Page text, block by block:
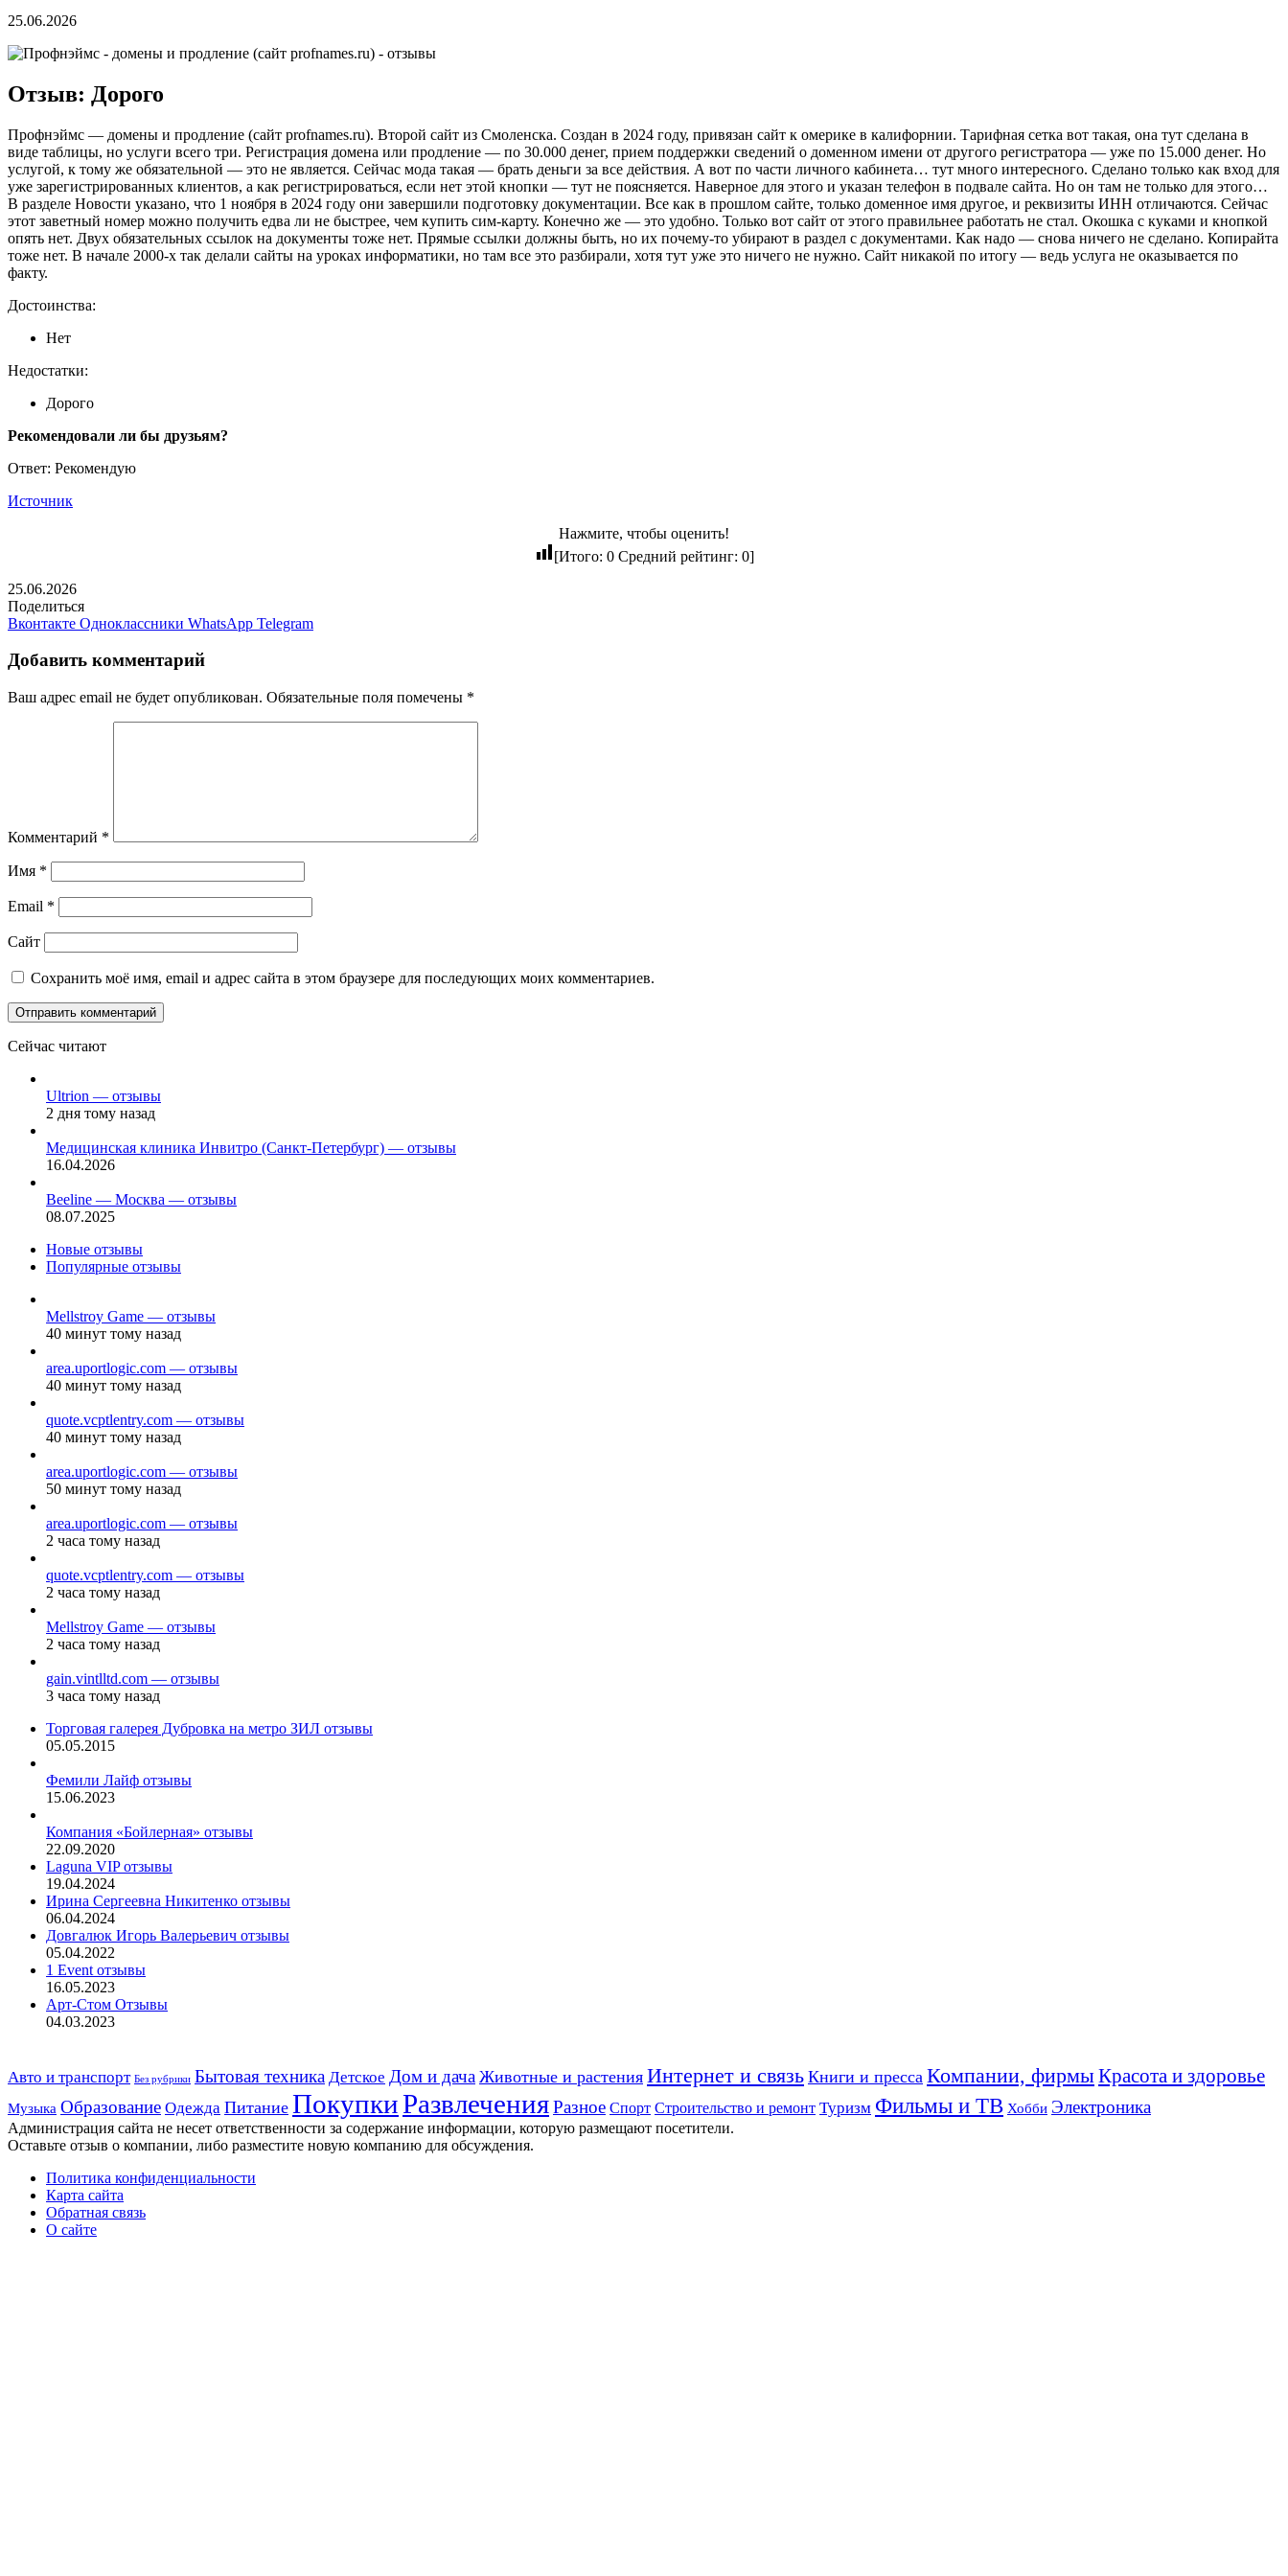
25.06.2026
Отзыв: Дорого
Профнэймс — домены и продление (сайт profnames.ru). Второй сайт из Смоленска. Создан в 2024 году, привязан сайт к омерике в калифорнии. Тарифная сетка вот такая, она тут сделана в
виде таблицы, но услуги всего три. Регистрация домена или продление — по 30.000 денег, прием поддержки сведений о доменном имени от другого регистратора — уже по 15.000 денег. Но
услугой, к тому же обязательной — это не является. Сейчас мода такая — брать деньги за все действия. А вот по части личного кабинета… тут много интересного. Сделано только как вход для
уже зарегистрированных клиентов, а как регистрироваться, если нет этой кнопки — тут не поясняется. Наверное для этого и указан телефон в подвале сайта. Но он там не только для этого…
В разделе Новости указано, что 1 ноября в 2024 году они завершили подготовку документации. Все как в прошлом сайте, только доменное имя другое, и реквизиты ИНН отличаются. Сейчас
этот заветный номер можно получить едва ли не быстрее, чем купить сим-карту. Конечно же — это удобно. Только вот сайт от этого правильнее работать не стал. Окошка с куками и кнопкой
опять нет. Двух обязательных ссылок на документы тоже нет. Прямые ссылки должны быть, но их почему-то убирают в раздел с документами. Как надо — снова ничего не сделано. Копирайта
тоже нет. В начале 2000-х так делали сайты на уроках информатики, но там все это разбирали, хотя тут уже это ничего не нужно. Сайт никакой по итогу — ведь услуга не оказывается по
факту.
Достоинства:
Нет
Недостатки:
Дорого
Рекомендовали ли бы друзьям?
Ответ: Рекомендую
Источник
Нажмите, чтобы оценить!
[Итого: 0Средний рейтинг: 0]
25.06.2026
Поделиться
Вконтакте Одноклассники WhatsApp Telegram
Добавить комментарий
Ваш адрес email не будет опубликован. Обязательные поля помечены *
Комментарий *
Имя *
Email *
Сайт
Сохранить моё имя, email и адрес сайта в этом браузере для последующих моих комментариев.
Сейчас читают
Ultrion — отзывы
2 дня тому назад
Медицинская клиника Инвитро (Санкт-Петербург) — отзывы
16.04.2026
Beeline — Москва — отзывы
08.07.2025
Новые отзывы
Популярные отзывы
Mellstroy Game — отзывы
40 минут тому назад
area.uportlogic.com — отзывы
40 минут тому назад
quote.vcptlentry.com — отзывы
40 минут тому назад
area.uportlogic.com — отзывы
50 минут тому назад
area.uportlogic.com — отзывы
2 часа тому назад
quote.vcptlentry.com — отзывы
2 часа тому назад
Mellstroy Game — отзывы
2 часа тому назад
gain.vintlltd.com — отзывы
3 часа тому назад
Торговая галерея Дубровка на метро ЗИЛ отзывы
05.05.2015
Фемили Лайф отзывы
15.06.2023
Компания «Бойлерная» отзывы
22.09.2020
Laguna VIP отзывы
19.04.2024
Ирина Сергеевна Никитенко отзывы
06.04.2024
Довгалюк Игорь Валерьевич отзывы
05.04.2022
1 Event отзывы
16.05.2023
Арт-Стом Отзывы
04.03.2023
Авто и транспорт Без рубрики Бытовая техника Детское Дом и дача Животные и растения Интернет и связь Книги и пресса Компании, фирмыКрасота и здоровье
Музыка Образование Одежда Питание ПокупкиРазвлеченияРазное Спорт Строительство и ремонт Туризм Фильмы и ТВ Хобби Электроника
Администрация сайта не несет ответственности за содержание информации, которую размещают посетители.
Оставьте отзыв о компании, либо разместите новую компанию для обсуждения.
Политика конфиденциальности
Карта сайта
Обратная связь
О сайте